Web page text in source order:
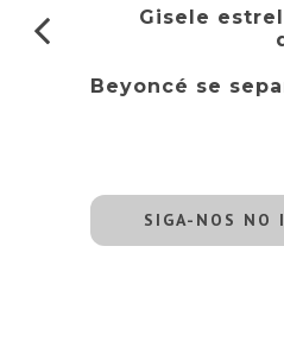
Gisele
Beyoncé se
SIGA-NOS NO